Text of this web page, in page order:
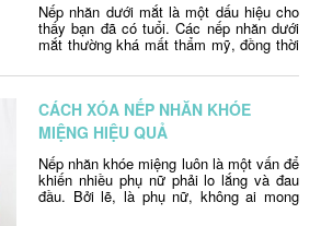
Nếp nhăn dưới mắt là một dấu hiệu cho
thấy bạn đã có tuổi. Các nếp nhăn dưới
mắt thường khá mất thẩm mỹ, đồng thời
còn làm cho phụ nữ cảm thấy mất tự tin.
Vậy đâu là nguyên nhân tạo ra nếp nhăn
dưới mắt và có cách nào loại bỏ các nếp
…Continued
CÁCH XÓA NẾP NHĂN KHÓE
MIỆNG HIỆU QUẢ
Nếp nhăn khóe miệng luôn là một vấn để
khiến nhiều phụ nữ phải lo lắng và đau
đầu. Bởi lẽ, là phụ nữ, không ai mong
muốn những nếp nhăn xuất hiện trên